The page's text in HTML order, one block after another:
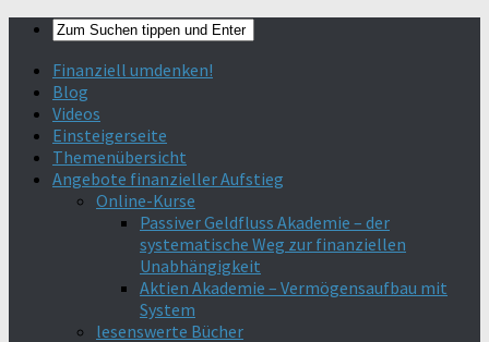
Finanziell umdenken!
Blog
Videos
Einsteigerseite
Themenübersicht
Angebote finanzieller Aufstieg
Online-Kurse
Passiver Geldfluss Akademie – der
systematische Weg zur finanziellen
Unabhängigkeit
Aktien Akademie – Vermögensaufbau mit
System
lesenswerte Bücher